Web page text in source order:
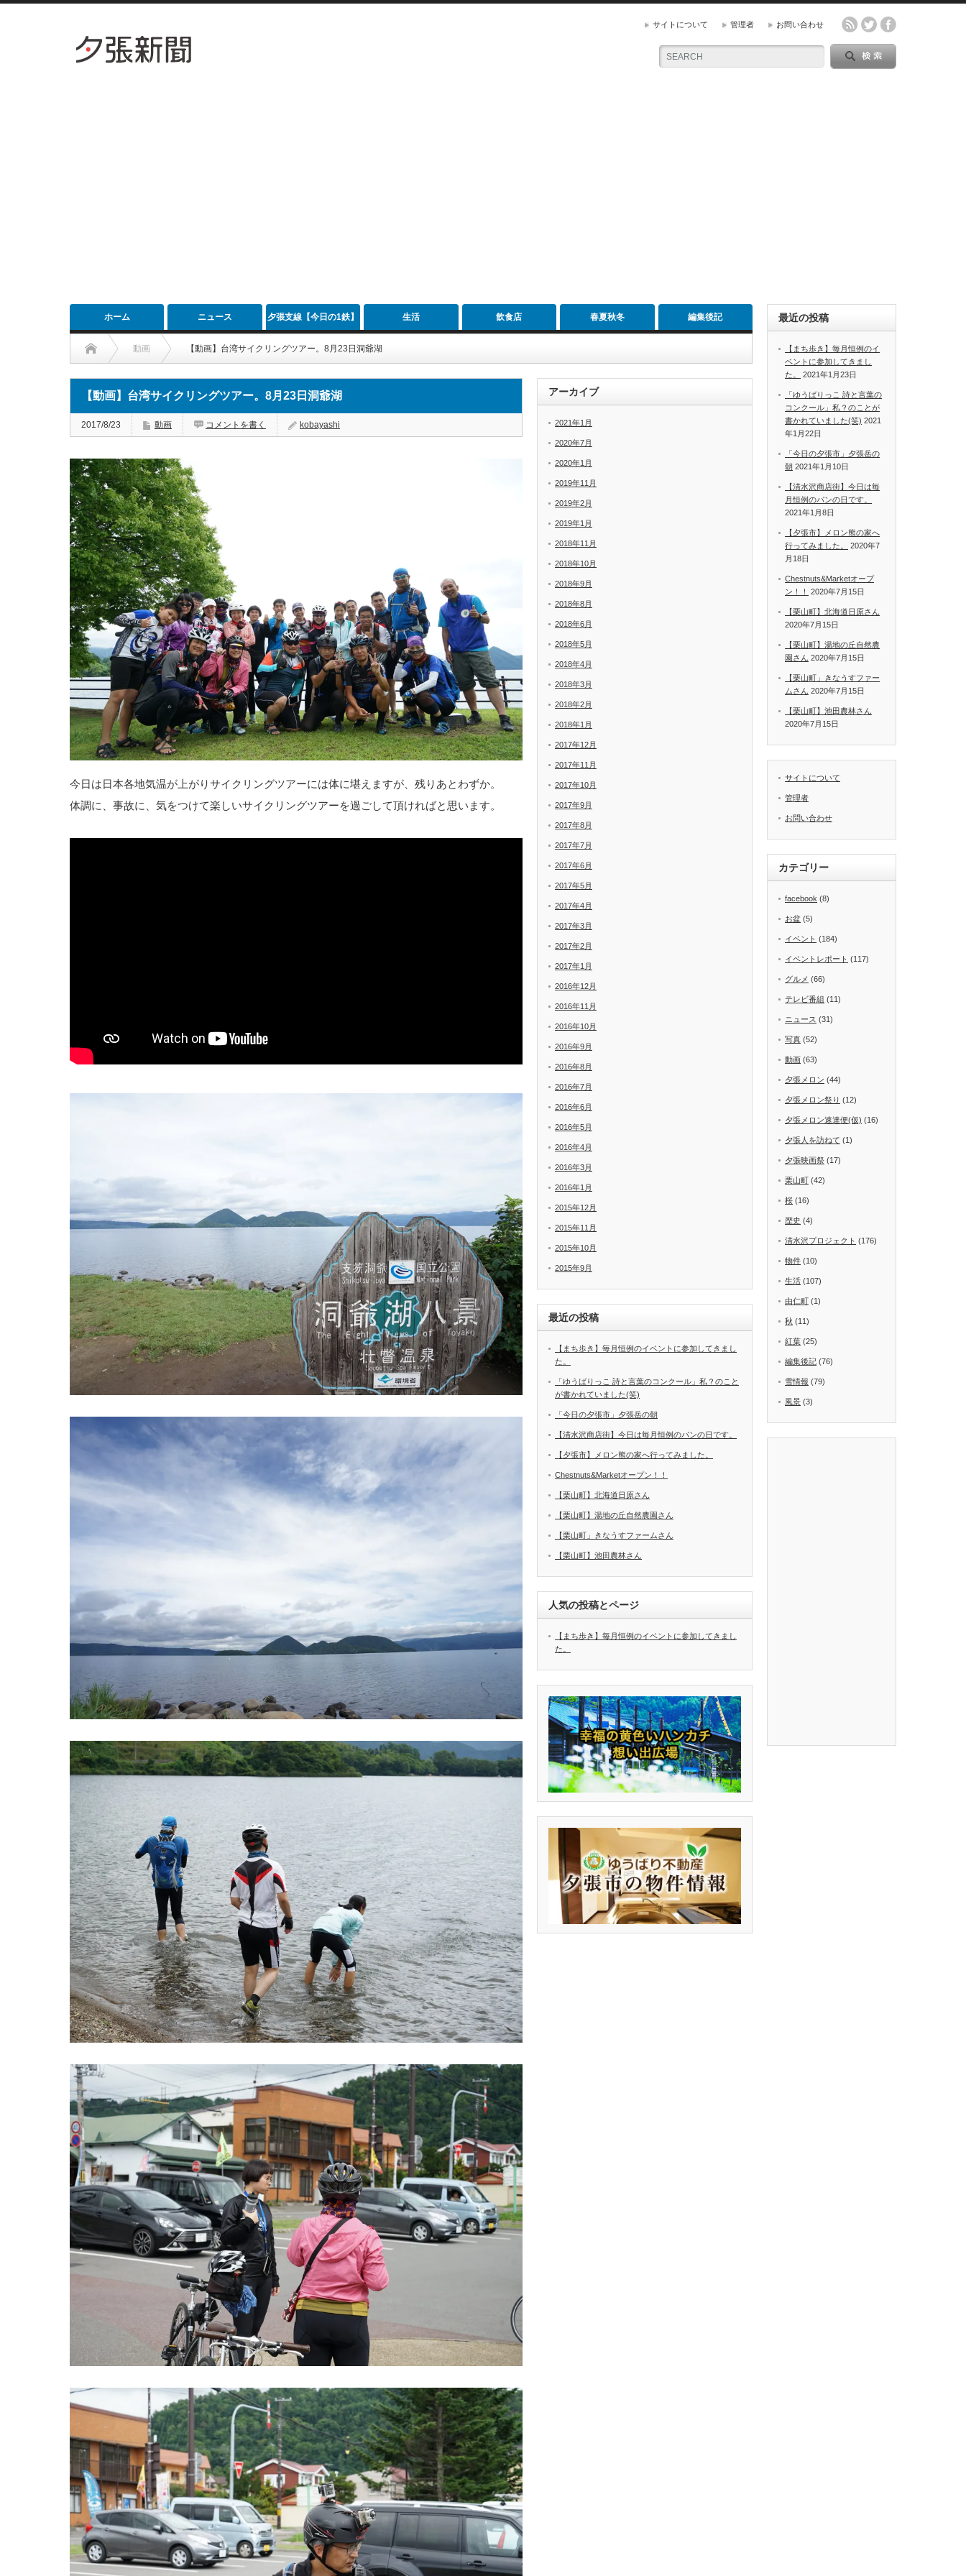
サイトについて 管理者 お問い合わせ
ホーム ニュース 夕張支線【今日の1鉄】 生活 飲食店 春夏秋冬 編集後記
動画 【動画】台湾サイクリングツアー。8月23日洞爺湖
【動画】台湾サイクリングツアー。8月23日洞爺湖
2017/8/23 動画 コメントを書く kobayashi
今日は日本各地気温が上がりサイクリングツアーには体に堪えますが、残りあとわずか。
体調に、事故に、気をつけて楽しいサイクリングツアーを過ごして頂ければと思います。
アーカイブ
2021年1月
2020年7月
2020年1月
2019年11月
2019年2月
2019年1月
2018年11月
2018年10月
2018年9月
2018年8月
2018年6月
2018年5月
2018年4月
2018年3月
2018年2月
2018年1月
2017年12月
2017年11月
2017年10月
2017年9月
2017年8月
2017年7月
2017年6月
2017年5月
2017年4月
2017年3月
2017年2月
2017年1月
2016年12月
2016年11月
2016年10月
2016年9月
2016年8月
2016年7月
2016年6月
2016年5月
2016年4月
2016年3月
2016年1月
2015年12月
2015年11月
2015年10月
2015年9月
最近の投稿
【まち歩き】毎月恒例のイベントに参加してきまし
た。
「ゆうばりっこ 詩と言葉のコンクール」私？のこと
が書かれていました(笑)
「今日の夕張市」夕張岳の朝
【清水沢商店街】今日は毎月恒例のパンの日です。
【夕張市】メロン熊の家へ行ってみました。
Chestnuts&Marketオープン！！
【栗山町】北海道日原さん
【栗山町】湯地の丘自然農園さん
【栗山町」きなうすファームさん
【栗山町】池田農林さん
人気の投稿とページ
【まち歩き】毎月恒例のイベントに参加してきまし
た。
最近の投稿
【まち歩き】毎月恒例のイ
ベントに参加してきまし
た。
2021年1月23日
「ゆうばりっこ 詩と言葉の
コンクール」私？のことが
書かれていました(笑) 2021
年1月22日
「今日の夕張市」夕張岳の
朝 2021年1月10日
【清水沢商店街】今日は毎
月恒例のパンの日です。
2021年1月8日
【夕張市】メロン熊の家へ
行ってみました。
2020年7
月18日
Chestnuts&Marketオープ
ン！！
2020年7月15日
【栗山町】北海道日原さん
2020年7月15日
【栗山町】湯地の丘自然農
園さん 2020年7月15日
【栗山町」きなうすファー
ムさん 2020年7月15日
【栗山町】池田農林さん
2020年7月15日
サイトについて
管理者
お問い合わせ
カテゴリー
facebook (8)
お盆 (5)
イベント (184)
イベントレポート (117)
グルメ (66)
テレビ番組 (11)
ニュース (31)
写真 (52)
動画 (63)
夕張メロン (44)
夕張メロン祭り (12)
夕張メロン速達便(仮) (16)
夕張人を訪ねて (1)
夕張映画祭 (17)
栗山町 (42)
桜 (16)
歴史 (4)
清水沢プロジェクト (176)
物件 (10)
生活 (107)
由仁町 (1)
秋 (11)
紅葉 (25)
編集後記 (76)
雪情報 (79)
風景 (3)